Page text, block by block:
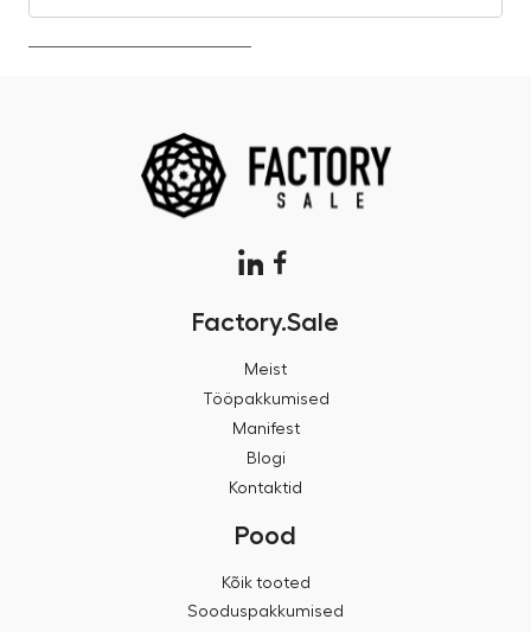
Factory.Sale
Meist
Tööpakkumised
Manifest
Blogi
Kontaktid
Pood
Kõik tooted
Sooduspakkumised